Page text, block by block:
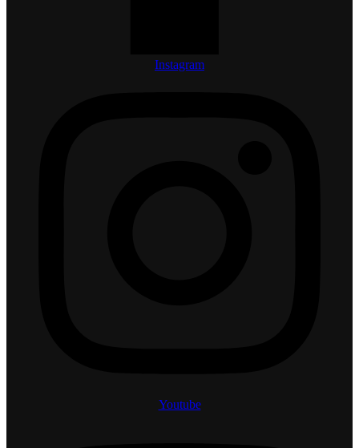
Instagram
Youtube